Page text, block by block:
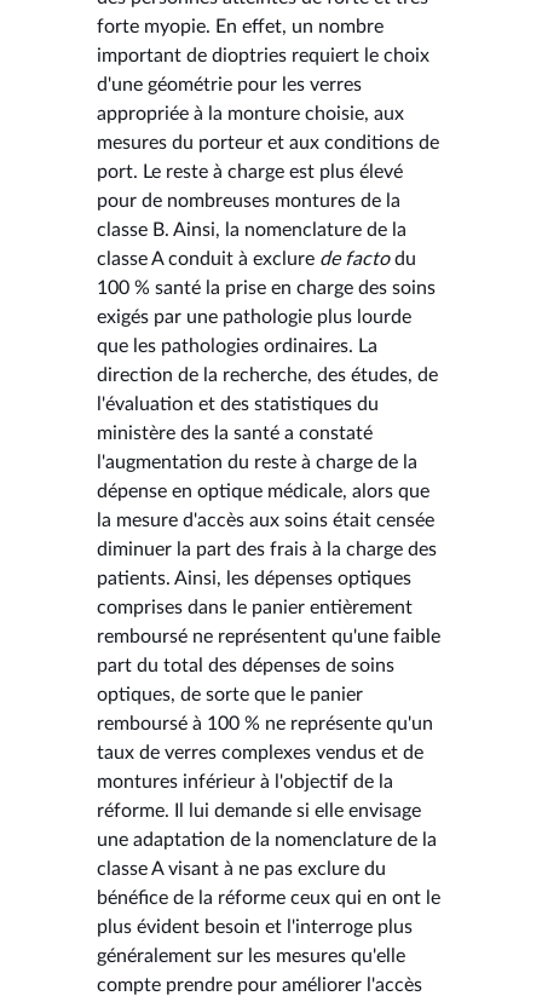
forte myopie. En effet, un nombre
important de dioptries requiert le choix
d'une géométrie pour les verres
appropriée à la monture choisie, aux
mesures du porteur et aux conditions de
port. Le reste à charge est plus élevé
pour de nombreuses montures de la
classe B. Ainsi, la nomenclature de la
classe A conduit à exclure de factodu
100 % santé la prise en charge des soins
exigés par une pathologie plus lourde
que les pathologies ordinaires. La
direction de la recherche, des études, de
l'évaluation et des statistiques du
ministère des la santé a constaté
l'augmentation du reste à charge de la
dépense en optique médicale, alors que
la mesure d'accès aux soins était censée
diminuer la part des frais à la charge des
patients. Ainsi, les dépenses optiques
comprises dans le panier entièrement
remboursé ne représentent qu'une faible
part du total des dépenses de soins
optiques, de sorte que le panier
remboursé à 100 % ne représente qu'un
taux de verres complexes vendus et de
montures inférieur à l'objectif de la
réforme. Il lui demande si elle envisage
une adaptation de la nomenclature de la
classe A visant à ne pas exclure du
bénéfice de la réforme ceux qui en ont le
plus évident besoin et l'interroge plus
généralement sur les mesures qu'elle
compte prendre pour améliorer l'accès